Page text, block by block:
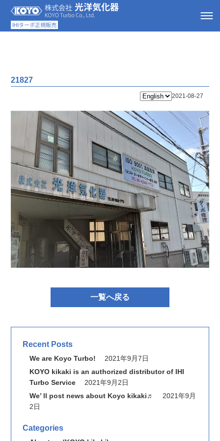
21827
2021-08-27
一覧へ戻る
Recent Posts
We are Koyo Turbo!
2021年9月7日
KOYO kikaki is an authorized distributor of IHI
Turbo Service
2021年9月2日
We’ ll post news about Koyo kikaki♬
2021年9月
2日
Categories